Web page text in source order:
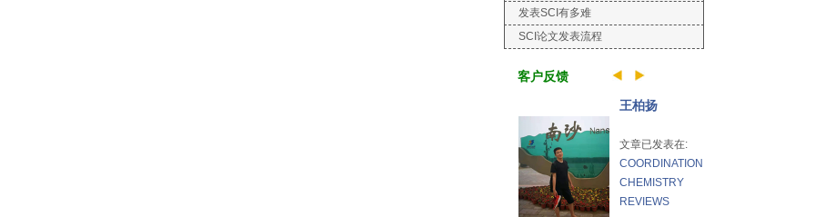
发表SCI有多难
SCI论文发表流程
客户反馈
王柏扬
文章已发表在:
COORDINATION
CHEMISTRY
REVIEWS